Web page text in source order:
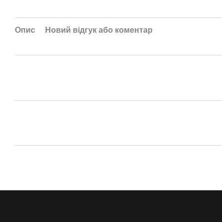
Опис Новий відгук або коментар